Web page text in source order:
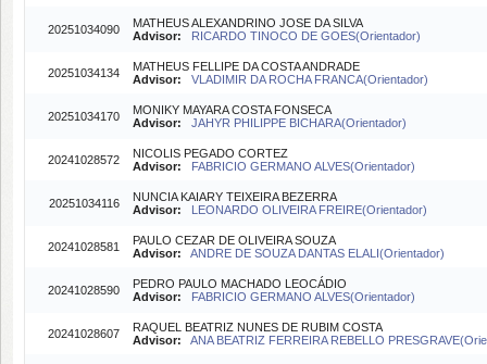
20251034090
MATHEUS ALEXANDRINO JOSE DA SILVA
Advisor:
RICARDO TINOCO DE GOES(Orientador)
20251034134
MATHEUS FELLIPE DA COSTA ANDRADE
Advisor:
VLADIMIR DA ROCHA FRANCA(Orientador)
20251034170
MONIKY MAYARA COSTA FONSECA
Advisor:
JAHYR PHILIPPE BICHARA(Orientador)
20241028572
NICOLIS PEGADO CORTEZ
Advisor:
FABRICIO GERMANO ALVES(Orientador)
20251034116
NUNCIA KAIARY TEIXEIRA BEZERRA
Advisor:
LEONARDO OLIVEIRA FREIRE(Orientador)
20241028581
PAULO CEZAR DE OLIVEIRA SOUZA
Advisor:
ANDRE DE SOUZA DANTAS ELALI(Orientador)
20241028590
PEDRO PAULO MACHADO LEOCÁDIO
Advisor:
FABRICIO GERMANO ALVES(Orientador)
20241028607
RAQUEL BEATRIZ NUNES DE RUBIM COSTA
Advisor:
ANA BEATRIZ FERREIRA REBELLO